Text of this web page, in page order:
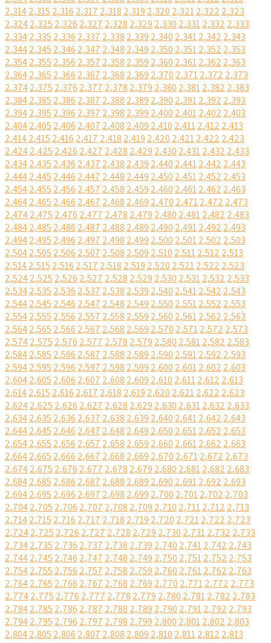
2,3142,315 2,316 2,317 2,318 2,319 2,320 2,3212,322 2,323
2,3242,325 2,326 2,327 2,328 2,329 2,330 2,3312,332 2,333
2,3342,335 2,336 2,337 2,338 2,339 2,340 2,3412,342 2,343
2,3442,345 2,346 2,347 2,348 2,349 2,350 2,3512,352 2,353
2,3542,355 2,356 2,357 2,358 2,359 2,360 2,3612,362 2,363
2,3642,365 2,366 2,367 2,368 2,369 2,370 2,3712,372 2,373
2,3742,375 2,376 2,377 2,378 2,379 2,380 2,3812,382 2,383
2,3842,385 2,386 2,387 2,388 2,389 2,390 2,3912,392 2,393
2,3942,395 2,396 2,397 2,398 2,399 2,400 2,4012,402 2,403
2,4042,405 2,406 2,407 2,408 2,409 2,410 2,4112,412 2,413
2,4142,415 2,416 2,417 2,418 2,419 2,420 2,4212,422 2,423
2,4242,425 2,426 2,427 2,428 2,429 2,430 2,4312,432 2,433
2,4342,435 2,436 2,437 2,438 2,439 2,440 2,4412,442 2,443
2,4442,445 2,446 2,447 2,448 2,449 2,450 2,4512,452 2,453
2,4542,455 2,456 2,457 2,458 2,459 2,460 2,4612,462 2,463
2,4642,465 2,466 2,467 2,468 2,469 2,470 2,4712,472 2,473
2,4742,475 2,476 2,477 2,478 2,479 2,480 2,4812,482 2,483
2,4842,485 2,486 2,487 2,488 2,489 2,490 2,4912,492 2,493
2,4942,495 2,496 2,497 2,498 2,499 2,500 2,5012,502 2,503
2,5042,505 2,506 2,507 2,508 2,509 2,510 2,5112,512 2,513
2,5142,515 2,516 2,517 2,518 2,519 2,520 2,5212,522 2,523
2,5242,525 2,526 2,527 2,528 2,529 2,530 2,5312,532 2,533
2,5342,535 2,536 2,537 2,538 2,539 2,540 2,5412,542 2,543
2,5442,545 2,546 2,547 2,548 2,549 2,550 2,5512,552 2,553
2,5542,555 2,556 2,557 2,558 2,559 2,560 2,5612,562 2,563
2,5642,565 2,566 2,567 2,568 2,569 2,570 2,5712,572 2,573
2,5742,575 2,576 2,577 2,578 2,579 2,580 2,5812,582 2,583
2,5842,585 2,586 2,587 2,588 2,589 2,590 2,5912,592 2,593
2,5942,595 2,596 2,597 2,598 2,599 2,600 2,6012,602 2,603
2,6042,605 2,606 2,607 2,608 2,609 2,610 2,6112,612 2,613
2,6142,615 2,616 2,617 2,618 2,619 2,620 2,6212,622 2,623
2,6242,625 2,626 2,627 2,628 2,629 2,630 2,6312,632 2,633
2,6342,635 2,636 2,637 2,638 2,639 2,640 2,6412,642 2,643
2,6442,645 2,646 2,647 2,648 2,649 2,650 2,6512,652 2,653
2,6542,655 2,656 2,657 2,658 2,659 2,660 2,6612,662 2,663
2,6642,665 2,666 2,667 2,668 2,669 2,670 2,6712,672 2,673
2,6742,675 2,676 2,677 2,678 2,679 2,680 2,6812,682 2,683
2,6842,685 2,686 2,687 2,688 2,689 2,690 2,6912,692 2,693
2,6942,695 2,696 2,697 2,698 2,699 2,700 2,7012,702 2,703
2,7042,705 2,706 2,707 2,708 2,709 2,710 2,7112,712 2,713
2,7142,715 2,716 2,717 2,718 2,719 2,720 2,7212,722 2,723
2,7242,725 2,726 2,727 2,728 2,729 2,730 2,7312,732 2,733
2,7342,735 2,736 2,737 2,738 2,739 2,740 2,7412,742 2,743
2,7442,745 2,746 2,747 2,748 2,749 2,750 2,7512,752 2,753
2,7542,755 2,756 2,757 2,758 2,759 2,760 2,7612,762 2,763
2,7642,765 2,766 2,767 2,768 2,769 2,770 2,7712,772 2,773
2,7742,775 2,776 2,777 2,778 2,779 2,780 2,7812,782 2,783
2,7842,785 2,786 2,787 2,788 2,789 2,790 2,7912,792 2,793
2,7942,795 2,796 2,797 2,798 2,799 2,800 2,8012,802 2,803
2,8042,805 2,806 2,807 2,808 2,809 2,810 2,8112,812 2,813